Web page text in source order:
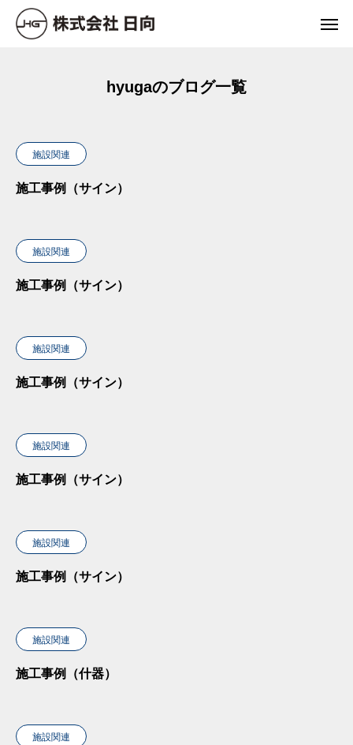
hyugaのブログ一覧
施設関連
施工事例（サイン）
施設関連
施工事例（サイン）
施設関連
施工事例（サイン）
施設関連
施工事例（サイン）
施設関連
施工事例（サイン）
施設関連
施工事例（什器）
施設関連